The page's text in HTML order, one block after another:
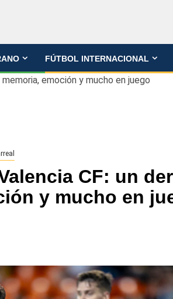
FÚTBOL INTERNACIONAL
emoción y mucho en juego
CF: un
y mucho en